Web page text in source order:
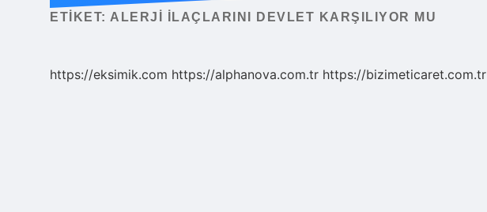
ETIKET: ALERJI ILAÇLARINI DEVLET KARŞILIYOR MU
https://eksimik.com https://alphanova.com.tr https://bizimeticaret.com.tr